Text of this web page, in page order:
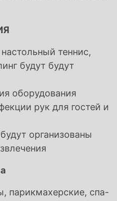
ГОСТЕЙ
ВХОД В СИСТЕМУ
теннис,
будут будут
оборудования
рук для гостей и
организованы
парикмахерские, спа-